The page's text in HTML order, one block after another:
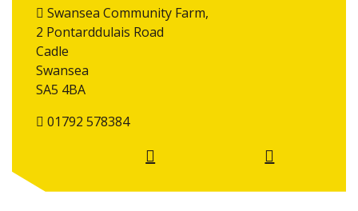
Swansea Community Farm,
2 Pontarddulais Road
Cadle
Swansea
SA5 4BA
01792 578384